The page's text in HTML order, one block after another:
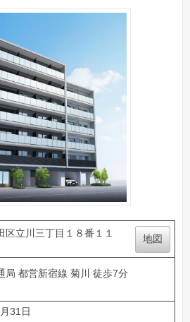
区立川三丁目１８番１１
地図
局 都営新宿線 菊川 徒歩7分
31日